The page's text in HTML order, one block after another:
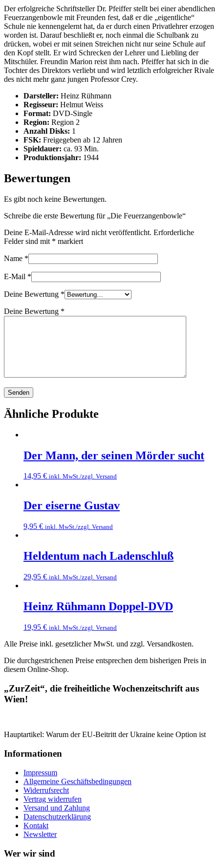
Der erfolgreiche Schriftsteller Dr. Pfeiffer stellt bei einer abendlichen
Feuerzangenbowle mit Freunden fest, daß er die „eigentliche“
Schule nie kennengelernt hat, da er durch einen Privatlehrer erzogen
worden ist. Darauf beschließt er, noch einmal die Schulbank zu
drücken, wobei er mit seinen Streichen nicht nur seine Schule auf
den Kopf stellt. Er wird Schrecken der Lehrer und Liebling der
Mitschüler. Freundin Marion reist ihm nach. Pfeiffer hat sich in die
Tochter des Direktors verliebt und wird letztlich erfolgreicher Rivale
des nicht mehr ganz jungen Professor Crey.
Darsteller: Heinz Rühmann
Regisseur: Helmut Weiss
Format: DVD-Single
Region: Region 2
Anzahl Disks: 1
FSK: Freigegeben ab 12 Jahren
Spieldauer: ca. 93 Min.
Produktionsjahr: 1944
Bewertungen
Es gibt noch keine Bewertungen.
Schreibe die erste Bewertung für „Die Feuerzangenbowle“
Deine E-Mail-Adresse wird nicht veröffentlicht. Erforderliche
Felder sind mit * markiert
Name *
E-Mail *
Deine Bewertung *
Deine Bewertung *
Ähnliche Produkte
Der Mann, der seinen Mörder sucht
14,95 € inkl. MwSt./zzgl. Versand
Der eiserne Gustav
9,95 € inkl. MwSt./zzgl. Versand
Heldentum nach Ladenschluß
29,95 € inkl. MwSt./zzgl. Versand
Heinz Rühmann Doppel-DVD
19,95 € inkl. MwSt./zzgl. Versand
Alle Preise inkl. gesetzlicher MwSt. und zzgl. Versandkosten.
Die durchgestrichenen Preise entsprechen dem bisherigen Preis in
diesem Online-Shop.
„ZurZeit“, die freiheitliche Wochenzeitschrift aus
Wien!
Hauptartikel: Warum der EU-Beitritt der Ukraine keine Option ist
Informationen
Impressum
Allgemeine Geschäftsbedingungen
Widerrufsrecht
Vertrag widerrufen
Versand und Zahlung
Datenschutzerklärung
Kontakt
Newsletter
Wer wir sind